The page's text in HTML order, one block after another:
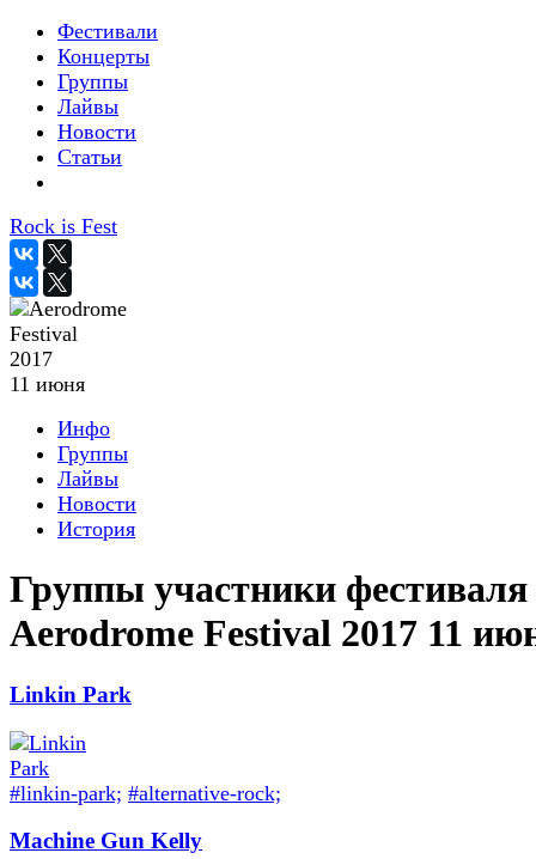
Фестивали
Концерты
Группы
Лайвы
Новости
Статьи
Rock is Fest
2017
11 июня
Инфо
Группы
Лайвы
Новости
История
Группы участники фестиваля
Aerodrome Festival 2017 11
Linkin Park
#linkin-park; #alternative-rock;
Machine Gun Kelly